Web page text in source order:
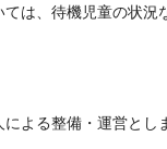
は、待機児童の状況
よる整備・運営とし